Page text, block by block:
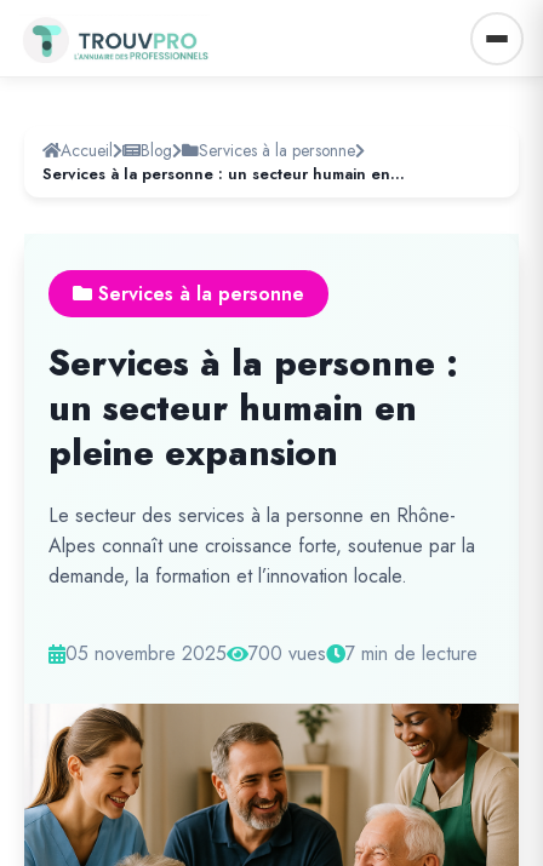
Accueil Blog Services à la personne
Services à la personne : un secteur humain en pleine expansion
Services à la personne
Services à la personne :
un secteur humain en
pleine expansion
Le secteur des services à la personne en Rhône-
Alpes connaît une croissance forte, soutenue par la
demande, la formation et l’innovation locale.
05 novembre 2025 700 vues 7 min de lecture